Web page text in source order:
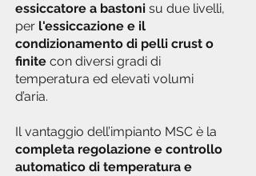
essiccatore a bastoni su due livelli,
per l'essiccazione e il
condizionamento di pelli crust o
finite con diversi gradi di
temperatura ed elevati volumi
d’aria.
Il vantaggio dell’impianto MSC è la
completa regolazione e controllo
automatico di temperatura e